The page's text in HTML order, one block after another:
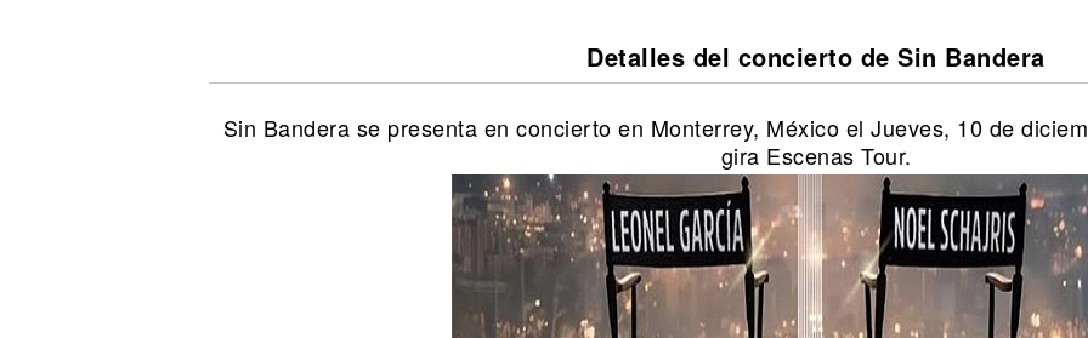
Detalles del concierto de Sin Bandera
Sin Bandera se presenta en concierto en Monterrey, México el Jueves, 10 de
gira Escenas Tour.